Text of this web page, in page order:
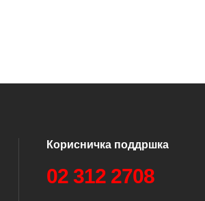
Корисничка поддршка
02 312 2708